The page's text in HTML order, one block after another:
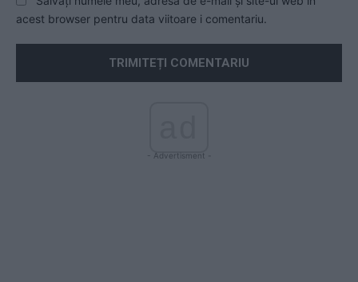
acest browser pentru data viitoare i comentariu.
- Advertisment -